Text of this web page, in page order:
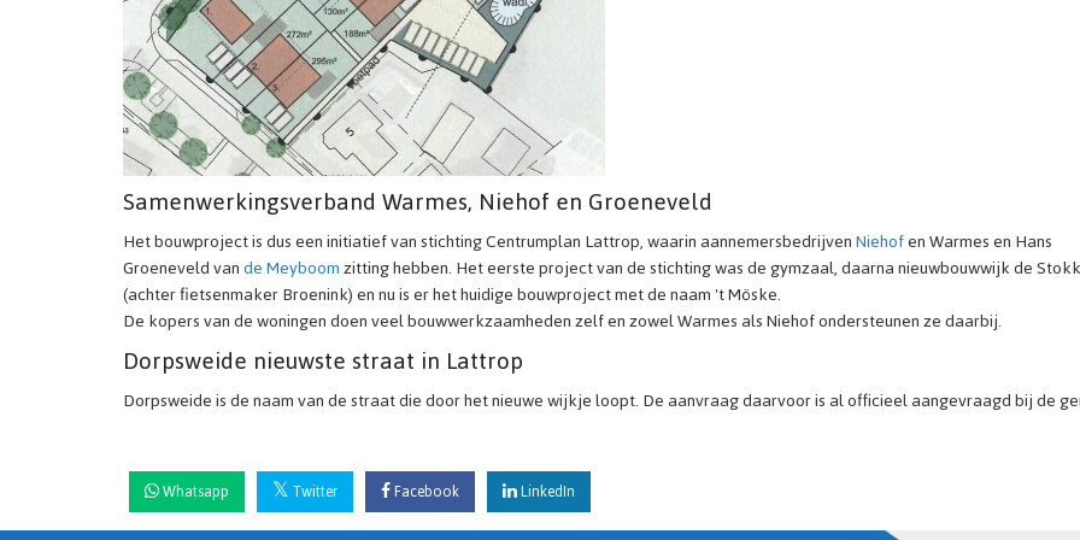
Samenwerkingsverband Warmes, Niehof en Groeneveld
Het bouwproject is dus een initiatief van stichting Centrumplan Lattrop, waarin aannemersbedrijvenNiehofen Warmes en Hans
Groeneveld vande Meyboomzitting hebben. Het eerste project van de stichting was de gymzaal, daarna nieuwbouwwijk de
(achter fietsenmaker Broenink) en nu is er het huidige bouwproject met de naam 't Möske.
De kopers van de woningen doen veel bouwwerkzaamheden zelf en zowel Warmes als Niehof ondersteunen ze daarbij.
Dorpsweide nieuwste straat in Lattrop
Dorpsweide is de naam van de straat die door het nieuwe wijkje loopt. De aanvraag daarvoor is al officieel aangevraagd bij de
Whatsapp Twitter Facebook LinkedIn